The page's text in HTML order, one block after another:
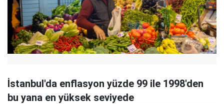
İstanbul'da enflasyon yüzde 99 ile 1998'den
bu yana en yüksek seviyede